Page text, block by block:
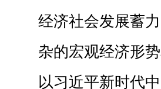
经济社会发展蓄
杂的宏观经济形
以习近平新时代